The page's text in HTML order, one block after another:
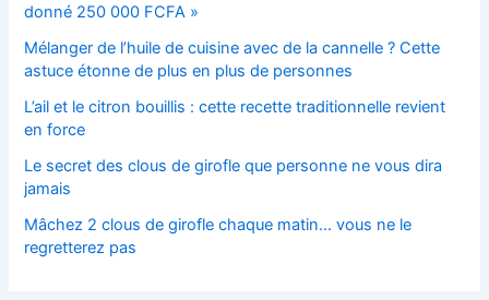
donné 250 000 FCFA »
Mélanger de l’huile de cuisine avec de la cannelle ? Cette
astuce étonne de plus en plus de personnes
L’ail et le citron bouillis : cette recette traditionnelle revient
en force
Le secret des clous de girofle que personne ne vous dira
jamais
Mâchez 2 clous de girofle chaque matin… vous ne le
regretterez pas